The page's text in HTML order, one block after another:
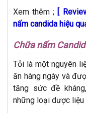
Xem thêm ; [
nấm candida hiệu
Chữa nấm
Tỏi là một nguyên
ăn hàng ngày và
tăng sức đề
những loại dược liệu